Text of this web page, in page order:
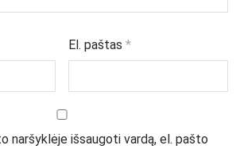
El. paštas*
naršyklėje išsaugoti vardą, el. pašto